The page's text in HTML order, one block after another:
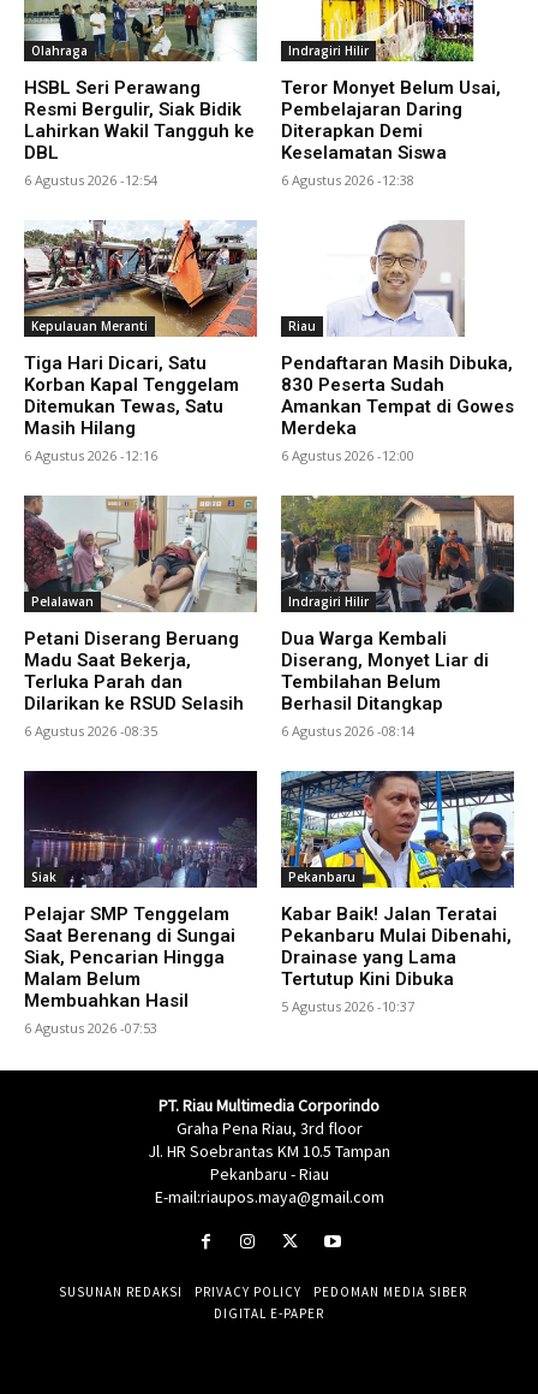
Olahraga
HSBL Seri Perawang
Resmi Bergulir, Siak Bidik
Lahirkan Wakil Tangguh ke
DBL
6 Agustus 2026 -12:54
Indragiri Hilir
Teror Monyet Belum Usai,
Pembelajaran Daring
Diterapkan Demi
Keselamatan Siswa
6 Agustus 2026 -12:38
Kepulauan Meranti
Tiga Hari Dicari, Satu
Korban Kapal Tenggelam
Ditemukan Tewas, Satu
Masih Hilang
6 Agustus 2026 -12:16
Riau
Pendaftaran Masih Dibuka,
830 Peserta Sudah
Amankan Tempat di Gowes
Merdeka
6 Agustus 2026 -12:00
Pelalawan
Petani Diserang Beruang
Madu Saat Bekerja,
Terluka Parah dan
Dilarikan ke RSUD Selasih
6 Agustus 2026 -08:35
Indragiri Hilir
Dua Warga Kembali
Diserang, Monyet Liar di
Tembilahan Belum
Berhasil Ditangkap
6 Agustus 2026 -08:14
Siak
Pelajar SMP Tenggelam
Saat Berenang di Sungai
Siak, Pencarian Hingga
Malam Belum
Membuahkan Hasil
6 Agustus 2026 -07:53
Pekanbaru
Kabar Baik! Jalan Teratai
Pekanbaru Mulai Dibenahi,
Drainase yang Lama
Tertutup Kini Dibuka
5 Agustus 2026 -10:37
PT. Riau Multimedia Corporindo
Graha Pena Riau, 3rd floor
Jl. HR Soebrantas KM 10.5 Tampan
Pekanbaru - Riau
E-mail:riaupos.maya@gmail.com
SUSUNAN REDAKSI PRIVACY POLICY
PEDOMAN MEDIA SIBER
DIGITAL E-PAPER